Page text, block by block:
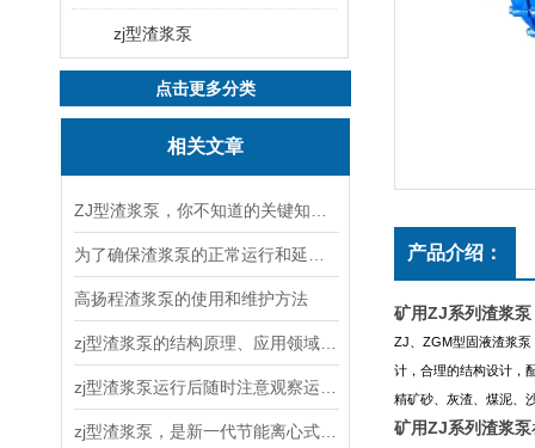
zj型渣浆泵
点击更多分类
相关文章
高扬程渣浆泵的使用和维护方法
产品介绍：
矿用ZJ系列渣浆泵
ZJ ZGM型固液渣浆
计，合理的结构设计，
精矿砂、灰渣、煤泥、
矿用ZJ系列渣浆泵